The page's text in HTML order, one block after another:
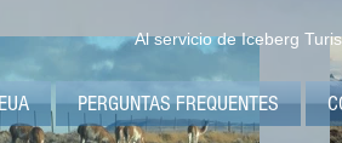
Al servicio de Iceberg
PERGUNTAS FREQUENTES